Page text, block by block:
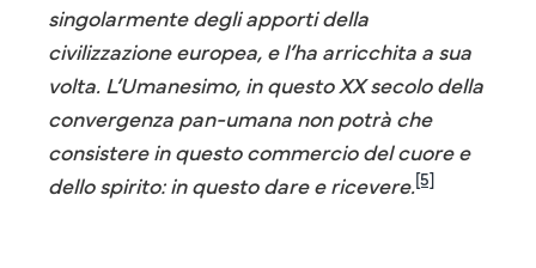
singolarmente degli apporti della
civilizzazione europea, e l’ha arricchita a sua
volta. L’Umanesimo, in questo XX secolo della
convergenza pan-umana non potrà che
consistere in questo commercio del cuore e
dello spirito: in questo dare e ricevere.[5]